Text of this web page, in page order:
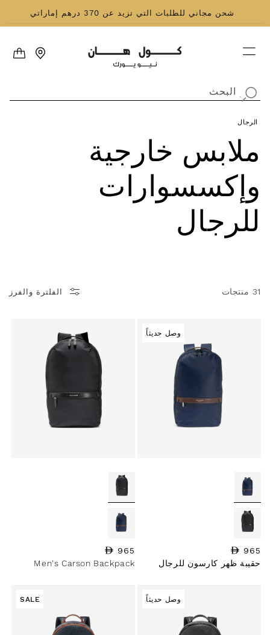
إلى المحتوى
شحن مجاني للطلبات التي تزيد عن 370 درهم إماراتي
العربة
البحث
الرجال
مجموعة:
ملابس خارجية
وإكسسوارات
للرجال
31 منتجات الفلترة والفرز
وصل حديثاً
السعر العادي
965
حقيبة ظهر كارسون للرجال
السعر العادي
965
Men's Carson Backpack
وصل حديثاً SALE